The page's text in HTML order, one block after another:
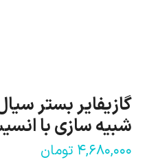
شبیه سازی با
۴,۶۸۰,۰۰۰ تومان